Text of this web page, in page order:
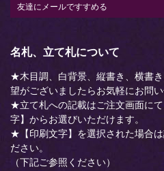
友達にメールですすめる
名札、立て札について
★木目調、白背景、縦書き、横書
望がございましたらお気軽にお問い
★立て札への記載はご注文画面に
字】からお選びいただけます。
★【印刷文字】を選択された場合
ださい。
（下記ご参照ください）